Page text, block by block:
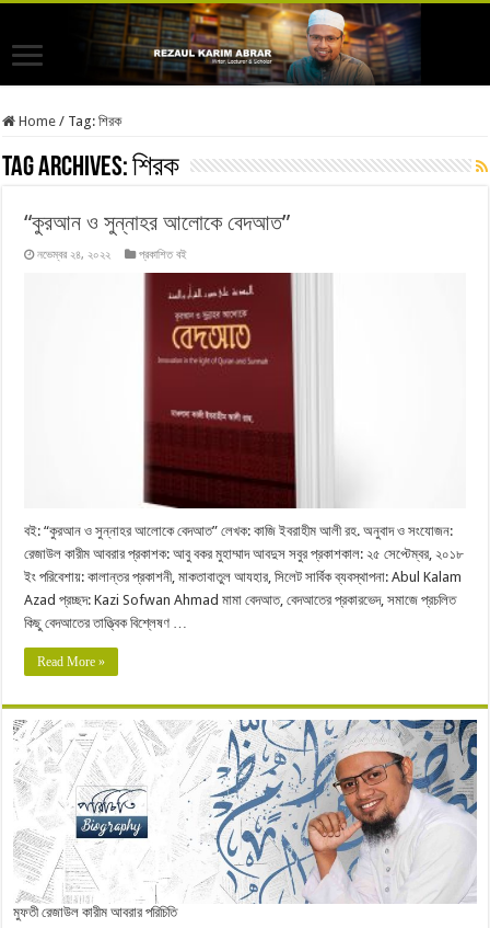
Home / Tag:শিরক
Tag Archives:শিরক
“কুরআন ও সুন্নাহর আলোকে বেদআত”
নভেম্বর ২৪, ২০২২ প্রকাশিত বই
বই: “কুরআন ও সুন্নাহর আলোকে বেদআত” লেখক: কাজি ইবরাহীম আলী রহ. অনুবাদ ও সংযোজন:
রেজাউল কারীম আবরার প্রকাশক: আবু বকর মুহাম্মাদ আবদুস সবুর প্রকাশকাল: ২৫ সেপ্টেম্বর, ২০১৮
ইং পরিবেশায়: কালান্তর প্রকাশনী, মাকতাবাতুল আযহার, সিলেট সার্বিক ব্যবস্থাপনা: Abul Kalam
Azad প্রচ্ছদ: Kazi Sofwan Ahmad মামা বেদআত, বেদআতের প্রকারভেদ, সমাজে প্রচলিত
কিছু বেদআতের তাত্ত্বিক বিশ্লেষণ …
Read More »
মুফতী রেজাউল কারীম আবরার পরিচিতি